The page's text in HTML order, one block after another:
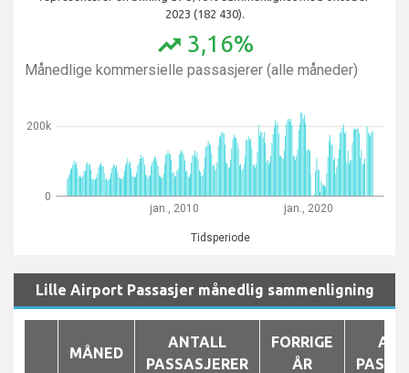
2023 (182 430).
trending_up 3,16%
Månedlige kommersielle passasjerer (alle måneder)
jan., 2010 jan., 2020
Tidsperiode
0
200k
Lille Airport Passasjer månedlig sammenligning
MÅNED
ANTALL
PASSASJERER
FORRIGE
ÅR